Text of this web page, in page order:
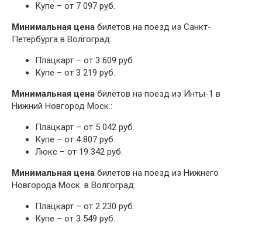
Купе – от 7 097 руб.
Минимальная цена билетов на поезд из Санкт-
Петербурга в Волгоград:
Плацкарт – от 3 609 руб.
Купе – от 3 219 руб.
Минимальная цена билетов на поезд из Инты-1 в
Нижний Новгород Моск.:
Плацкарт – от 5 042 руб.
Купе – от 4 807 руб.
Люкс – от 19 342 руб.
Минимальная цена билетов на поезд из Нижнего
Новгорода Моск. в Волгоград:
Плацкарт – от 2 230 руб.
Купе – от 3 549 руб.